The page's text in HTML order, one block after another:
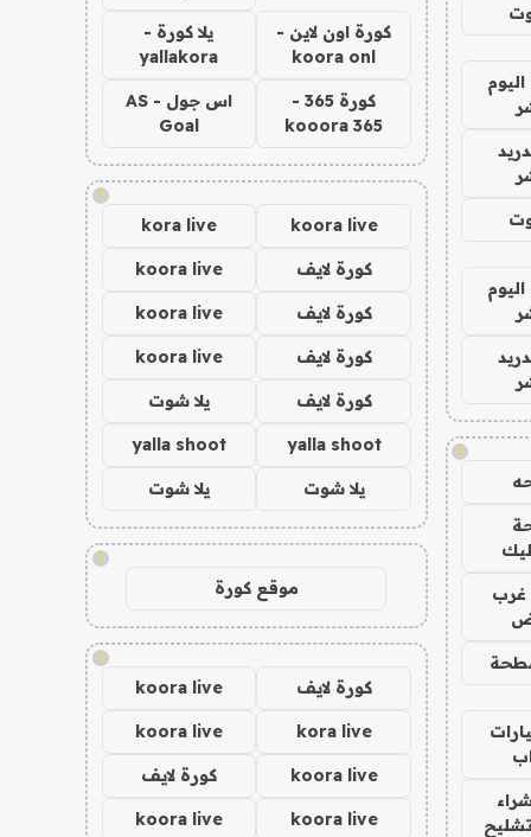
!
كورة اون لاين -
koora onl
يلا كورة -
yallakora
كورة 365 -
kooora 365
اس جول - AS
Goal
!
koora live
kora live
كورة لايف koora live
كورة لايف koora live
كورة لايف koora live
كورة لايف يلا شوت
yalla shoot
yalla shoot
يلا شوت يلا شوت
!
موقع كورة
!
كورة لايف koora live
kora live
koora live
koora live كورة لايف
koora live
koora live